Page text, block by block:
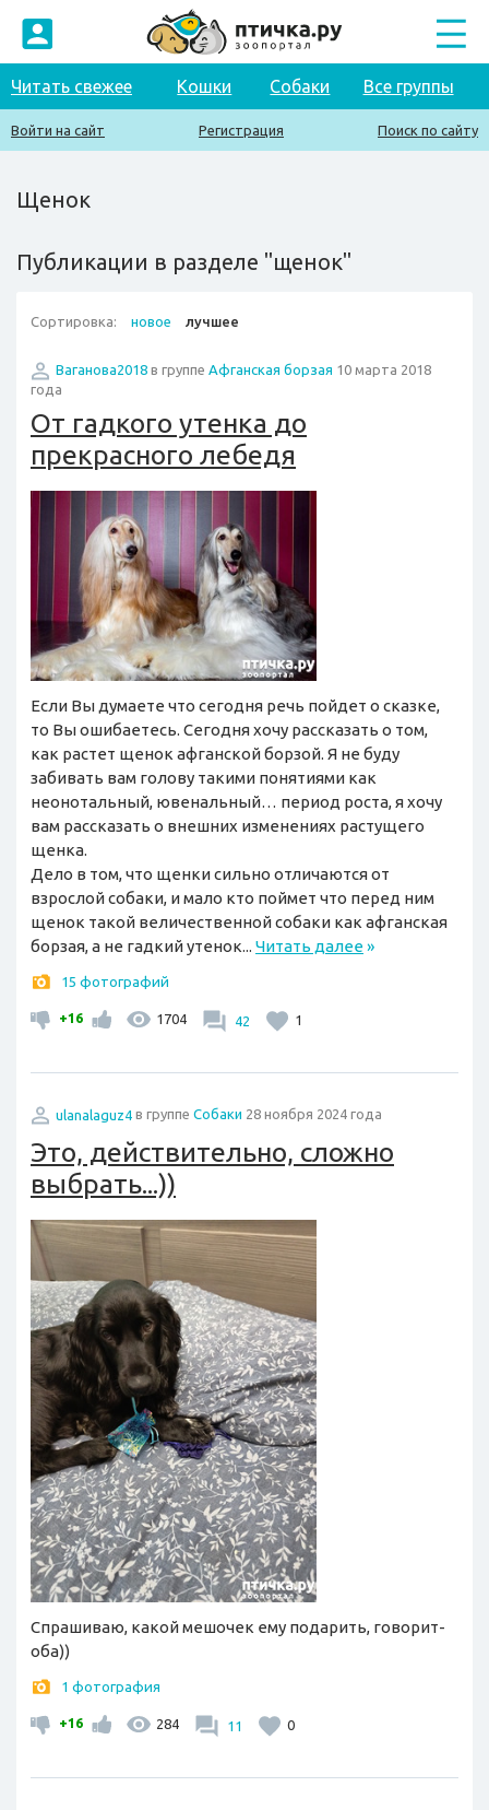
Читать свежее Кошки Собаки Все группы
Войти на сайт Регистрация Поиск по сайту
Щенок
Публикации в разделе "щенок"
Сортировка: новое лучшее
Ваганова2018 в группе Афганская борзая 10 марта 2018
года
От гадкого утенка до
прекрасного лебедя
Если Вы думаете что сегодня речь пойдет о сказке,
то Вы ошибаетесь. Сегодня хочу рассказать о том,
как растет щенок афганской борзой. Я не буду
забивать вам голову такими понятиями как
неонотальный, ювенальный… период роста, я хочу
вам рассказать о внешних изменениях растущего
щенка.
Дело в том, что щенки сильно отличаются от
взрослой собаки, и мало кто поймет что перед ним
щенок такой величественной собаки как афганская
борзая, а не гадкий утенок... Читать далее»
15 фотографий
+16 1704 42 1
ulanalaguz4 в группе Собаки 28 ноября 2024 года
Это, действительно, сложно
выбрать...))
Спрашиваю, какой мешочек ему подарить, говорит-
оба))
1 фотография
+16 284 11 0